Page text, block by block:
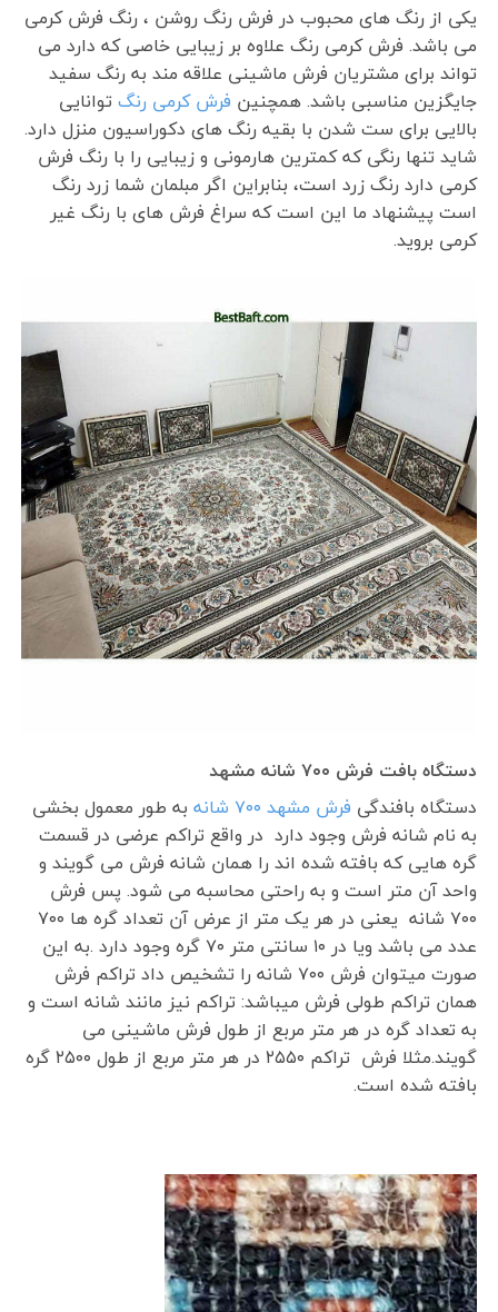
یکی از رنگ های محبوب در فرش رنگ روشن ، رنگ فرش کرمی
می باشد. فرش کرمی رنگ علاوه بر زیبایی خاصی که دارد می
تواند برای مشتریان فرش ماشینی علاقه مند به رنگ سفید
جایگزین مناسبی باشد. همچنین فرش کرمی رنگتوانایی
بالایی برای ست شدن با بقیه رنگ های دکوراسیون منزل دارد.
شاید تنها رنگی که کمترین هارمونی و زیبایی را با رنگ فرش
کرمی دارد رنگ زرد است، بنابراین اگر مبلمان شما زرد رنگ
است پیشنهاد ما این است که سراغ فرش های با رنگ غیر
کرمی بروید.
دستگاه بافت فرش ۷۰۰ شانه مشهد
دستگاه بافندگی فرش مشهد ۷۰۰ شانه
به طور معمول بخشی
به نام شانه فرش وجود دارد در واقع تراکم عرضی در قسمت
گره هایی که بافته شده اند را همان شانه فرش می گویند و
واحد آن متر است و به راحتی محاسبه می شود. پس فرش
۷۰۰ شانه یعنی در هر یک متر از عرض آن تعداد گره ها ۷۰۰
عدد می باشد ویا در ۱۰ سانتی متر ۷۰ گره وجود دارد .به این
صورت میتوان فرش ۷۰۰ شانه را تشخیص داد تراکم فرش
همان تراکم طولی فرش میباشد: تراکم نیز مانند شانه است و
به تعداد گره در هر متر مربع از طول فرش ماشینی می
گویند.مثلا فرش تراکم ۲۵۵۰ در هر متر مربع از طول ۲۵۰۰ گره
بافته شده است.